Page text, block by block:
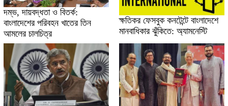
দম্ভ, দায়বদ্ধতা ও বিতর্ক:
বাংলাদেশের পরিবহন খাতের তিন
আমলের চালচিত্র
ক্ষতিকর ফেসবুক কনটেন্টে বাংলাদেশে
মানবাধিকার ঝুঁকিতে: অ্যামনেস্টি